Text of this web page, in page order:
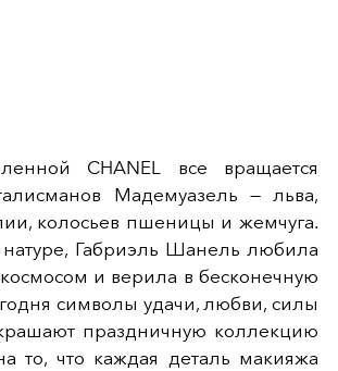
CHANEL все вращается
Мадемуазель — льва,
колосьев пшеницы и жемчуга.
Габриэль Шанель любила
и верила в бесконечную
символы удачи, любви, силы
праздничную коллекцию
то, что каждая деталь макияжа